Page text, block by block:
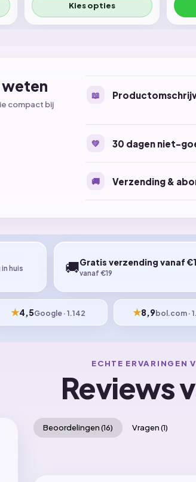
Kies opties
weten
compact bij
📖
💚 30 dagen niet-
🚚 Verzending &
huis
🚚Gratis verzending vanaf
vanaf €19
★4,5Google · 1.142 ★8,9bol.com ·
ECHTE ERVARINGEN
Reviews
Beoordelingen (16) Vragen (1)